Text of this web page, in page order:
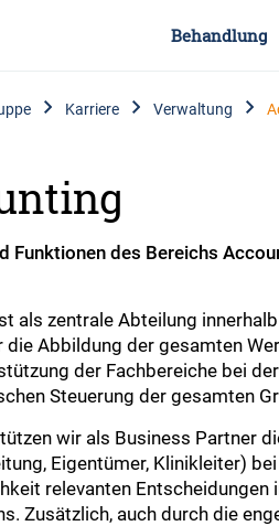
Behandlung
Karriere Verwaltung
Funktionen des Bereichs
als zentrale Abteilung
die Abbildung der gesamten
der Fachbereiche bei
Steuerung der gesamten
wir als Business Partner
Eigentümer, Klinikleiter)
relevanten Entscheidungen
Zusätzlich, auch durch die